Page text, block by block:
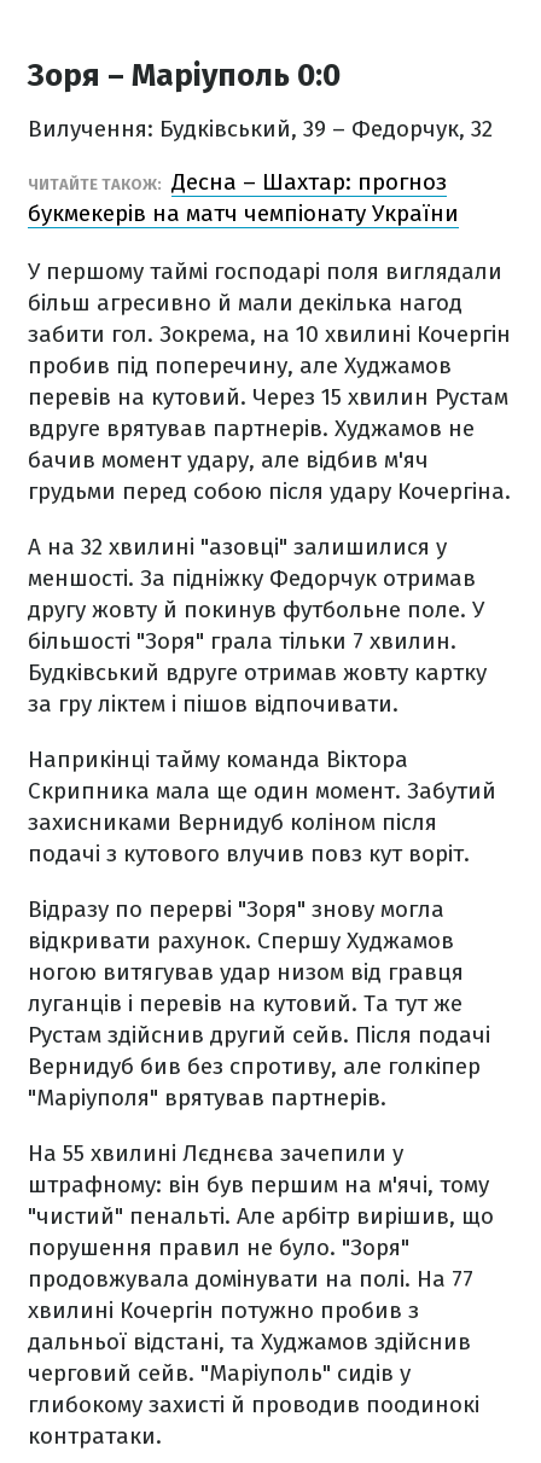
Зоря – Маріуполь 0:0
Вилучення: Будківський, 39 – Федорчук, 32
ЧИТАЙТЕ ТАКОЖ: Десна – Шахтар: прогноз
букмекерів на матч чемпіонату України
У першому таймі господарі поля виглядали
більш агресивно й мали декілька нагод
забити гол. Зокрема, на 10 хвилині Кочергін
пробив під поперечину, але Худжамов
перевів на кутовий. Через 15 хвилин Рустам
вдруге врятував партнерів. Худжамов не
бачив момент удару, але відбив м'яч
грудьми перед собою після удару Кочергіна.
А на 32 хвилині "азовці" залишилися у
меншості. За підніжку Федорчук отримав
другу жовту й покинув футбольне поле. У
більшості "Зоря" грала тільки 7 хвилин.
Будківський вдруге отримав жовту картку
за гру ліктем і пішов відпочивати.
Наприкінці тайму команда Віктора
Скрипника мала ще один момент. Забутий
захисниками Вернидуб коліном після
подачі з кутового влучив повз кут воріт.
Відразу по перерві "Зоря" знову могла
відкривати рахунок. Спершу Худжамов
ногою витягував удар низом від гравця
луганців і перевів на кутовий. Та тут же
Рустам здійснив другий сейв. Після подачі
Вернидуб бив без спротиву, але голкіпер
"Маріуполя" врятував партнерів.
На 55 хвилині Лєднєва зачепили у
штрафному: він був першим на м'ячі, тому
"чистий" пенальті. Але арбітр вирішив, що
порушення правил не було. "Зоря"
продовжувала домінувати на полі. На 77
хвилині Кочергін потужно пробив з
дальньої відстані, та Худжамов здійснив
черговий сейв. "Маріуполь" сидів у
глибокому захисті й проводив поодинокі
контратаки.